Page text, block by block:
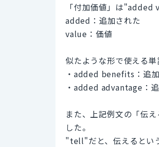
「付加価値」は"added
added：追加された
value：価値
似たような形で使える単
・added benefits：追
・added advantage：
また、上記例文の「伝
した。
"tell"だと、伝えるとい